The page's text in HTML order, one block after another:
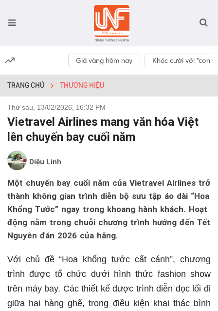
Giá vàng hôm nay Khóc cười với “cơn
TRANG CHỦ THƯƠNG HIỆU
Thứ sáu, 13/02/2026, 16:32 PM
Vietravel Airlines mang văn hóa Việt
lên chuyến bay cuối năm
Diệu Linh
Một chuyến bay cuối năm của Vietravel Airlines trở
thành không gian trình diễn bộ sưu tập áo dài “Hoa
Khổng Tước” ngay trong khoang hành khách. Hoạt
động nằm trong chuỗi chương trình hướng đến Tết
Nguyên đán 2026 của hãng.
Với chủ đề “Hoa khổng tước cất cánh”, chương
trình được tổ chức dưới hình thức fashion show
trên máy bay. Các thiết kế được trình diễn dọc lối đi
giữa hai hàng ghế, trong điều kiện khai thác bình